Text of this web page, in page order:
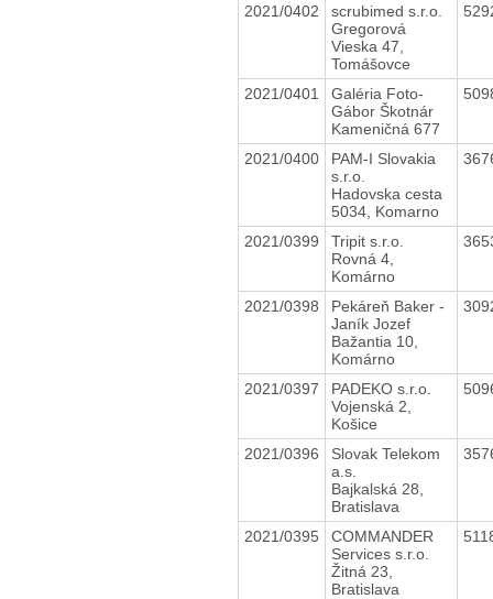
2021/0402
scrubimed s.r.o.
Gregorová
Vieska 47,
Tomášovce
2021/0401
Galéria Foto-
Gábor Škotnár
Kameničná 677
2021/0400
PAM-I Slovakia
s.r.o.
Hadovska cesta
5034, Komarno
2021/0399
Tripit s.r.o.
Rovná 4,
Komárno
2021/0398
Pekáreň Baker -
Janík Jozef
Bažantia 10,
Komárno
2021/0397
PADEKO s.r.o.
Vojenská 2,
Košice
2021/0396
Slovak Telekom
a.s.
Bajkalská 28,
Bratislava
2021/0395
COMMANDER
Services s.r.o.
Žitná 23,
Bratislava